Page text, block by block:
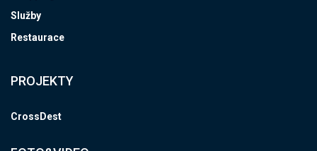
Služby
Restaurace
PROJEKTY
CrossDest